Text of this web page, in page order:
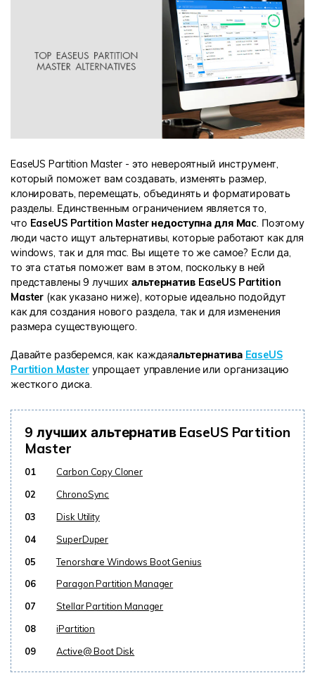
НАЙТИ БОЛЬШЕ РЕШЕНИЙ
EaseUS Partition Master - это невероятный инструмент,
который поможет вам создавать, изменять размер,
клонировать, перемещать, объединять и форматировать
разделы. Единственным ограничением является то,
что EaseUS Partition Master недоступна для Мac . Поэтому
люди часто ищут альтернативы, которые работают как для
windows, так и для mac. Вы ищете то же самое? Если да,
то эта статья поможет вам в этом, поскольку в ней
представлены 9 лучших альтернатив EaseUS Partition
Master (как указано ниже), которые идеально подойдут
как для создания нового раздела, так и для изменения
размера существующего.
Давайте разберемся, как каждаяальтернатива EaseUS
Partition Master упрощает управление или организацию
жесткого диска.
9 лучших альтернатив EaseUS Partition
Master
01
Carbon Copy Cloner
02
ChronoSync
03
Disk Utility
04
SuperDuper
05
Tenorshare Windows Boot Genius
06
Paragon Partition Manager
07
Stellar Partition Manager
08
iPartition
09
Active@ Boot Disk